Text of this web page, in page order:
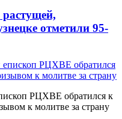
растущей,
отметили 95-
РЦХВЕ обратился к
к молитве за страну